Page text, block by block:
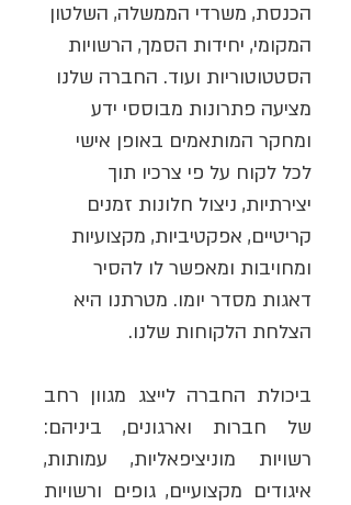
הכנסת, משרדי הממשלה, השלטון
המקומי, יחידות הסמך, הרשויות
הסטטוטוריות ועוד. החברה שלנו
מציעה פתרונות מבוססי ידע
ומחקר המותאמים באופן אישי
לכל לקוח על פי צרכיו תוך
יצירתיות, ניצול חלונות זמנים
קריטיים, אפקטיביות, מקצועיות
ומחויבות ומאפשר לו להסיר
דאגות מסדר יומו. מטרתנו היא
הצלחת הלקוחות שלנו.
ביכולת החברה לייצג מגוון רחב
של חברות וארגונים, ביניהם:
רשויות מוניציפאליות, עמותות,
איגודים מקצועיים, גופים ורשויות